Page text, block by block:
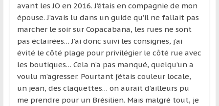
avant les JO en 2016. J’étais en compagnie de mon
épouse. J’avais lu dans un guide qu’il ne fallait pas
marcher le soir sur Copacabana, les rues ne sont
pas éclairées… J’ai donc suivi les consignes, j’ai
évité le côté plage pour privilégier le côté rue avec
les boutiques… Cela n’a pas manqué, quelqu’un a
voulu m’agresser. Pourtant j’étais couleur locale,
un jean, des claquettes… on aurait d’ailleurs pu
me prendre pour un Brésilien. Mais malgré tout, je